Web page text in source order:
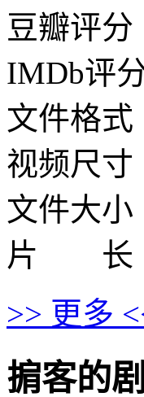
豆瓣评分
IMDb评
文件格
视频尺
文件大
片 长
>> 更多
掮客的剧